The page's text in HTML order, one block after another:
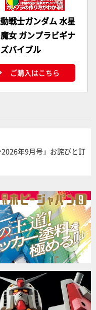
戦士ガンダム 水星
女 ガンプラビギナ
バイブル
ご購入はこちら
2026年9月号」お詫びと訂